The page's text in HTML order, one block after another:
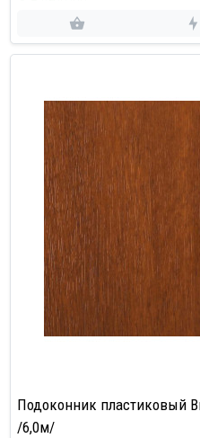
Подоконник пластиковый
/6,0м/